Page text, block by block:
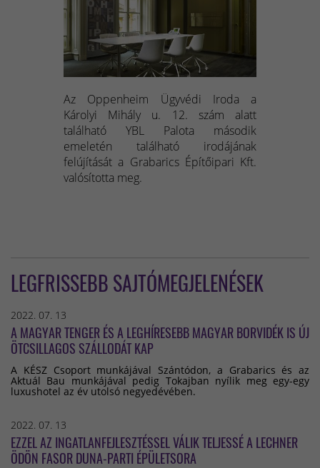
Az Oppenheim Ügyvédi Iroda a
Károlyi Mihály u. 12. szám alatt
található YBL Palota második
emeletén található irodájának
felújítását a Grabarics Építőipari Kft.
valósította meg.
LEGFRISSEBB SAJTÓMEGJELENÉSEK
2022. 07. 13
A MAGYAR TENGER ÉS A LEGHÍRESEBB MAGYAR BORVIDÉK IS ÚJ
ÖTCSILLAGOS SZÁLLODÁT KAP
A KÉSZ Csoport munkájával Szántódon, a Grabarics és az
Aktuál Bau munkájával pedig Tokajban nyílik meg egy-egy
luxushotel az év utolsó negyedévében.
2022. 07. 13
EZZEL AZ INGATLANFEJLESZTÉSSEL VÁLIK TELJESSÉ A LECHNER
ÖDÖN FASOR DUNA-PARTI ÉPÜLETSORA